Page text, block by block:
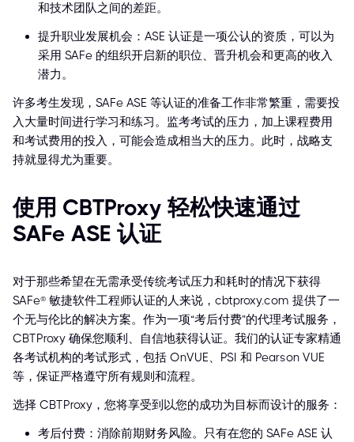
和技术团队之间的差距。
提升职业发展机会：ASE 认证是一项公认的资质，可以为
采用 SAFe 的组织开启新的职位、晋升机会和更高的收入
潜力。
许多考生发现，SAFe ASE 等认证的准备工作非常繁重，需要投
入大量时间进行学习和练习。监考考试的压力，加上课程费用
和考试费用的投入，可能会造成相当大的压力。此时，战略支
持就显得尤为重要。
使用 CBTProxy 轻松快速通过
SAFe ASE 认证
对于那些希望在无需承受传统考试压力和耗时的情况下获得
SAFe® 敏捷软件工程师认证的人来说，cbtproxy.com 提供了一
个无与伦比的解决方案。作为一项“考后付费”的代理考试服务，
CBTProxy 确保您顺利、自信地获得认证。我们的认证专家精通
各考试机构的考试形式，包括 OnVUE、PSI 和 Pearson VUE
等，保证严格遵守所有规则和流程。
选择 CBTProxy，您将享受到以您的成功为目标而设计的服务：
考后付费：消除前期财务风险。只有在您的 SAFe ASE 认